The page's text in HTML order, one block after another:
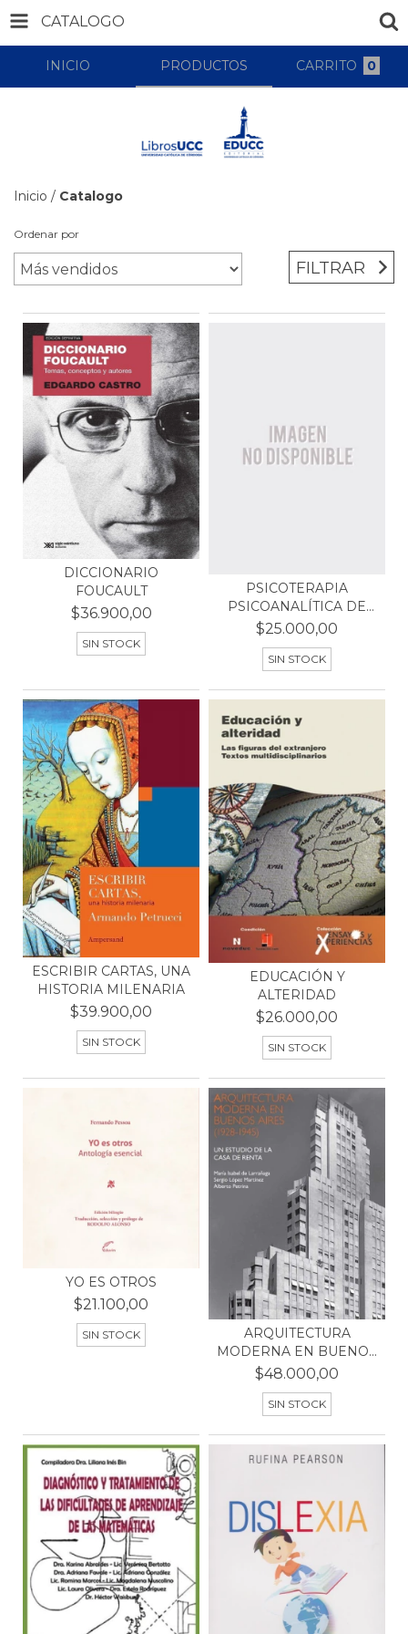
CATALOGO
INICIO PRODUCTOS CARRITO 0
Inicio / Catalogo
Ordenar por
FILTRAR
DICCIONARIO
FOUCAULT
$36.900,00
SIN STOCK
PSICOTERAPIA
PSICOANALÍTICA DE
GRUPO
$25.000,00
SIN STOCK
ESCRIBIR CARTAS, UNA
HISTORIA MILENARIA
$39.900,00
SIN STOCK
EDUCACIÓN Y
ALTERIDAD
$26.000,00
SIN STOCK
YO ES OTROS
$21.100,00
SIN STOCK
ARQUITECTURA
MODERNA EN BUENOS
AIRES (19...
$48.000,00
SIN STOCK